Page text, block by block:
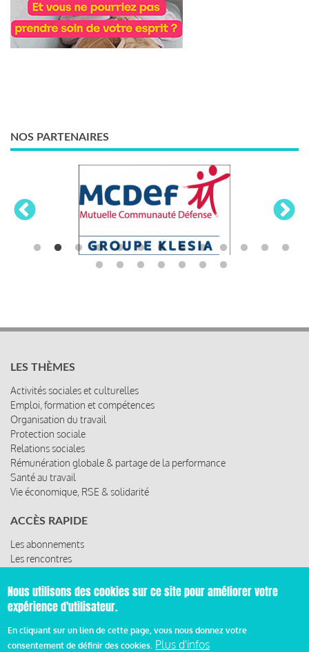
NOS PARTENAIRES
LES THÈMES
Activités sociales et culturelles
Emploi, formation et compétences
Organisation du travail
Protection sociale
Relations sociales
Rémunération globale & partage de la performance
Santé au travail
Vie économique, RSE & solidarité
ACCÈS RAPIDE
Les abonnements
Les rencontres
© 2019 Miroir Social - Réalisé parCafffeine
Nous utilisons des cookies sur ce site pour améliorer votre
expérience d'utilisateur.
En cliquant sur un lien de cette page, vous nous donnez votre
consentement de définir des cookies. Plus d'infos